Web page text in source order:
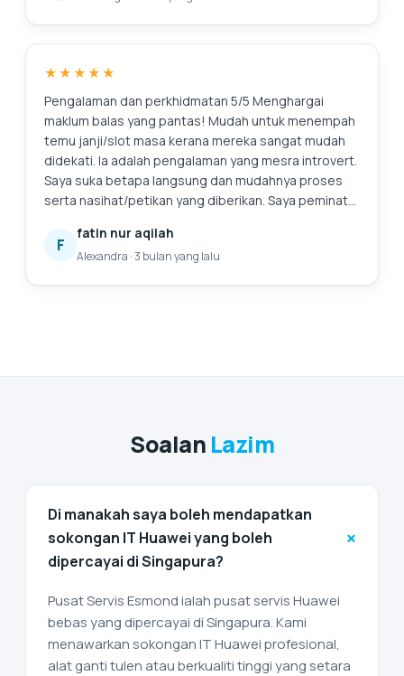
★★★★★
Pengalaman dan perkhidmatan 5/5 Menghargai
maklum balas yang pantas! Mudah untuk menempah
temu janji/slot masa kerana mereka sangat mudah
didekati. Ia adalah pengalaman yang mesra introvert.
Saya suka betapa langsung dan mudahnya proses
serta nasihat/petikan yang diberikan. Saya peminat
perkhidmatan untuk menggantikan bateri komputer
riba saya, dan saya sangat gembira kerana telah
F
fatin nur aqilah
Alexandra ·3 bulan yang lalu
Soalan Lazim
Di manakah saya boleh mendapatkan
sokongan IT Huawei yang boleh
dipercayai di Singapura?
+
Pusat Servis Esmond ialah pusat servis Huawei
bebas yang dipercayai di Singapura. Kami
menawarkan sokongan IT Huawei profesional,
alat ganti tulen atau berkualiti tinggi yang setara